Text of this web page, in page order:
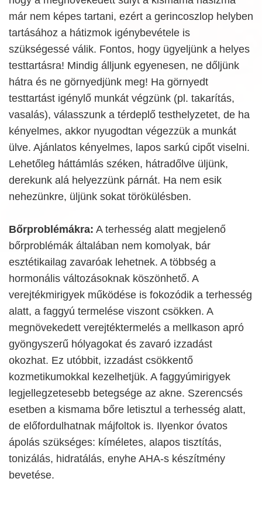
már nem képes tartani, ezért a gerincoszlop helyben
tartásához a hátizmok igénybevétele is
szükségessé válik. Fontos, hogy ügyeljünk a helyes
testtartásra! Mindig álljunk egyenesen, ne dőljünk
hátra és ne görnyedjünk meg! Ha görnyedt
testtartást igénylő munkát végzünk (pl. takarítás,
vasalás), válasszunk a térdeplő testhelyzetet, de ha
kényelmes, akkor nyugodtan végezzük a munkát
ülve. Ajánlatos kényelmes, lapos sarkú cipőt viselni.
Lehetőleg háttámlás széken, hátradőlve üljünk,
derekunk alá helyezzünk párnát. Ha nem esik
nehezünkre, üljünk sokat törökülésben.
Bőrproblémákra: A terhesség alatt megjelenő
bőrproblémák általában nem komolyak, bár
esztétikailag zavaróak lehetnek. A többség a
hormonális változásoknak köszönhető. A
verejtékmirigyek működése is fokozódik a terhesség
alatt, a faggyú termelése viszont csökken. A
megnövekedett verejtéktermelés a mellkason apró
gyöngyszerű hólyagokat és zavaró izzadást
okozhat. Ez utóbbit, izzadást csökkentő
kozmetikumokkal kezelhetjük. A faggyúmirigyek
legjellegzetesebb betegsége az akne. Szerencsés
esetben a kismama bőre letisztul a terhesség alatt,
de előfordulhatnak májfoltok is. Ilyenkor óvatos
ápolás szükséges: kíméletes, alapos tisztítás,
tonizálás, hidratálás, enyhe AHA-s készítmény
bevetése.